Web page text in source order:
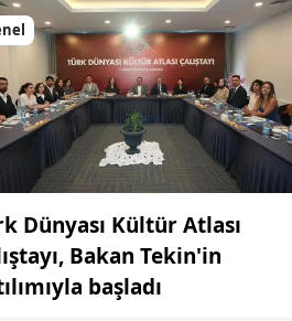
Dünyası Kültür Atlası
Bakan Tekin'in
başladı